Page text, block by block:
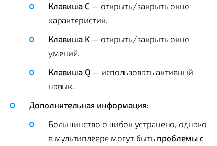
Клавиша C — открыть/закрыть окно
характеристик.
Клавиша K — открыть/закрыть окно
умений.
Клавиша Q — использовать активный
навык.
Дополнительная информация:
Большинство ошибок устранено, однако
в мультиплеере могут быть проблемы с